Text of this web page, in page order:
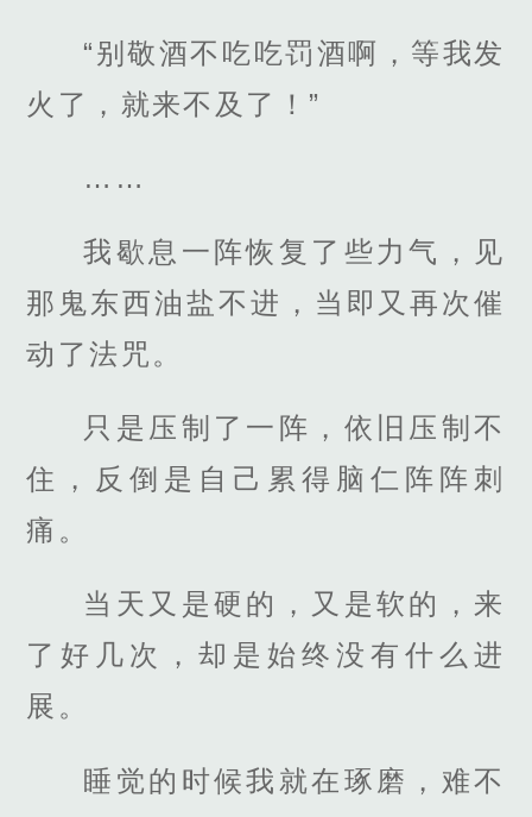
“别敬酒不吃吃罚酒啊，等我发
火了，就来不及了！”
……
我歇息一阵恢复了些力气，见
那鬼东西油盐不进，当即又再次催
动了法咒。
只是压制了一阵，依旧压制不
住，反倒是自己累得脑仁阵阵刺
痛。
当天又是硬的，又是软的，来
了好几次，却是始终没有什么进
展。
睡觉的时候我就在琢磨，难不